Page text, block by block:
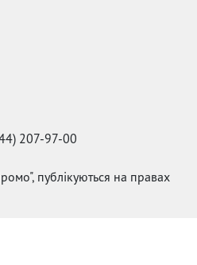
207-97-00
публікуються на правах